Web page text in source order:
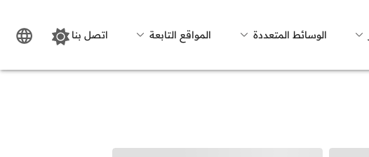
الوسائط المتعددة المواقع التابعة اتصل بنا